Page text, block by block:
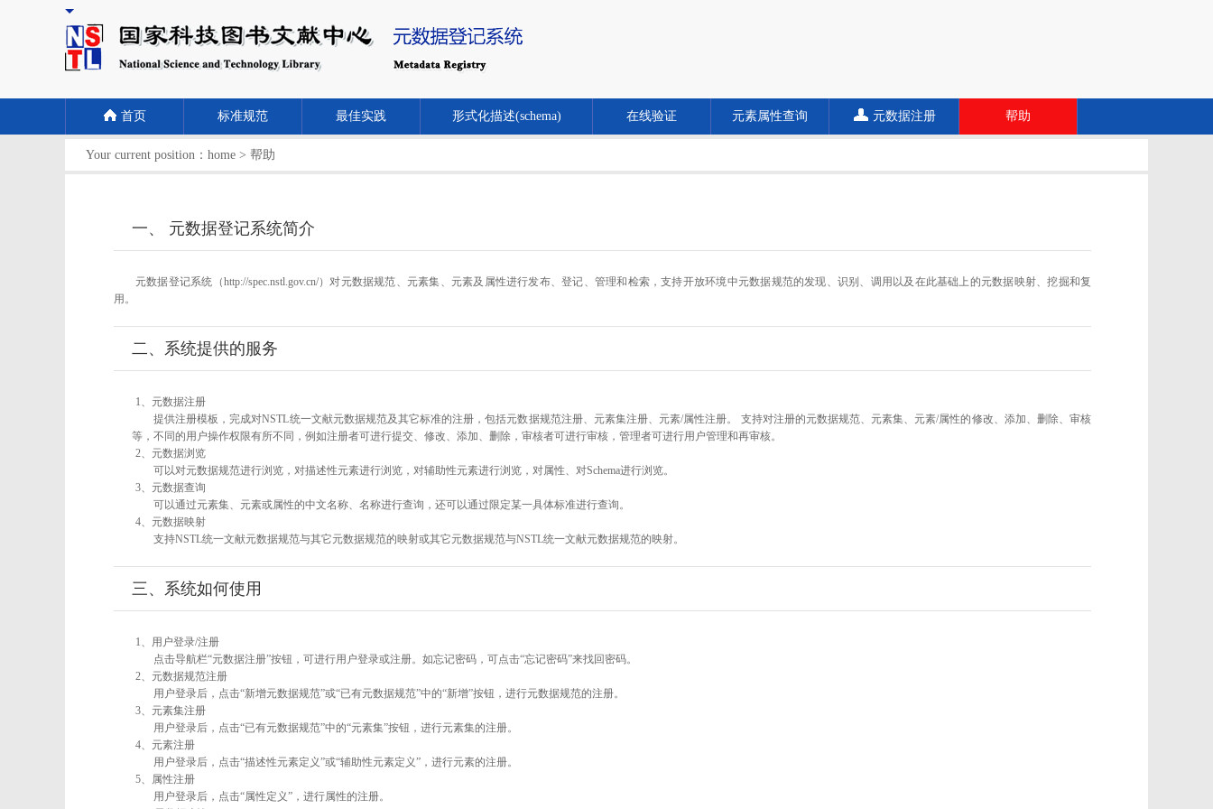
首页 标准规范 最佳实践 形式化描述(schema) 在线验证 元素属性查询 元数据注册 帮助
Your current position： home > 帮助
一、 元数据登记系统简介
元数据登记系统（http://spec.nstl.gov.cn/）对元数据规范、元素集、元素及属性进行发布、登记、管理和检索，支持开放环境中元数据规范的发现、识别、调用以及在此基础上的元数据映射、挖掘和复
用。
二、系统提供的服务
1、元数据注册
提供注册模板，完成对NSTL统一文献元数据规范及其它标准的注册，包括元数据规范注册、元素集注册、元素/属性注册。 支持对注册的元数据规范、元素集、元素/属性的修改、添加、删除、审核
等，不同的用户操作权限有所不同，例如注册者可进行提交、修改、添加、删除，审核者可进行审核，管理者可进行用户管理和再审核。
2、元数据浏览
可以对元数据规范进行浏览，对描述性元素进行浏览，对辅助性元素进行浏览，对属性、对Schema进行浏览。
3、元数据查询
可以通过元素集、元素或属性的中文名称、名称进行查询，还可以通过限定某一具体标准进行查询。
4、元数据映射
支持NSTL统一文献元数据规范与其它元数据规范的映射或其它元数据规范与NSTL统一文献元数据规范的映射。
三、系统如何使用
1、用户登录/注册
点击导航栏“元数据注册”按钮，可进行用户登录或注册。如忘记密码，可点击“忘记密码”来找回密码。
2、元数据规范注册
用户登录后，点击“新增元数据规范”或“已有元数据规范”中的“新增”按钮，进行元数据规范的注册。
3、元素集注册
用户登录后，点击“已有元数据规范”中的“元素集”按钮，进行元素集的注册。
4、元素注册
用户登录后，点击“描述性元素定义”或“辅助性元素定义”，进行元素的注册。
5、属性注册
用户登录后，点击“属性定义”，进行属性的注册。